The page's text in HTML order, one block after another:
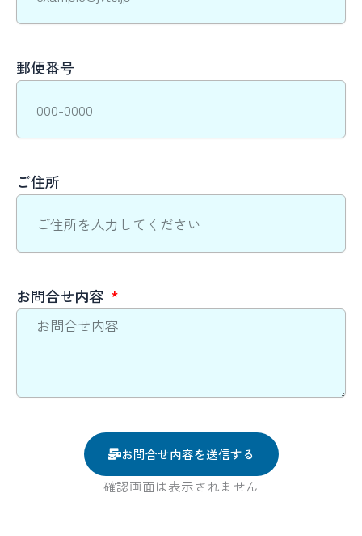
郵便番号
ご住所
お問合せ内容
お問合せ内容を送信する
確認画面は表示されません